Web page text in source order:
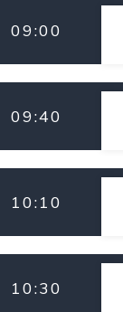
09:00
09:40
10:10
10:30